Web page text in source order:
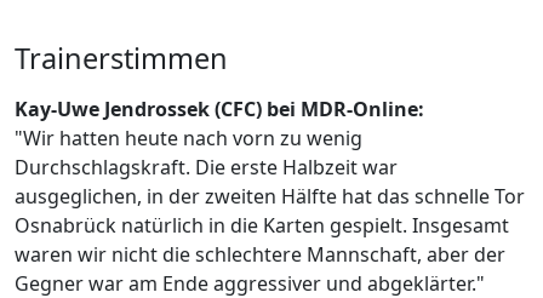
Trainerstimmen
Kay-Uwe Jendrossek (CFC) bei MDR-Online:
"Wir hatten heute nach vorn zu wenig
Durchschlagskraft. Die erste Halbzeit war
ausgeglichen, in der zweiten Hälfte hat das schnelle Tor
Osnabrück natürlich in die Karten gespielt. Insgesamt
waren wir nicht die schlechtere Mannschaft, aber der
Gegner war am Ende aggressiver und abgeklärter."